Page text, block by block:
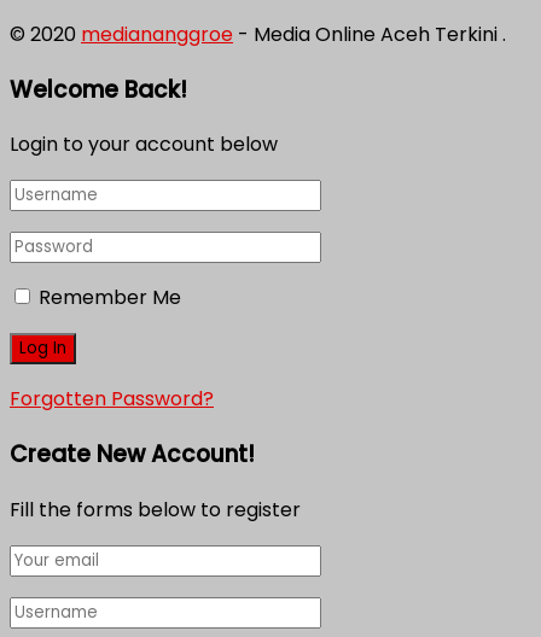
© 2020 mediananggroe - Media Online Aceh Terkini .
Welcome Back!
Login to your account below
Remember Me
Forgotten Password?
Create New Account!
Fill the forms below to register